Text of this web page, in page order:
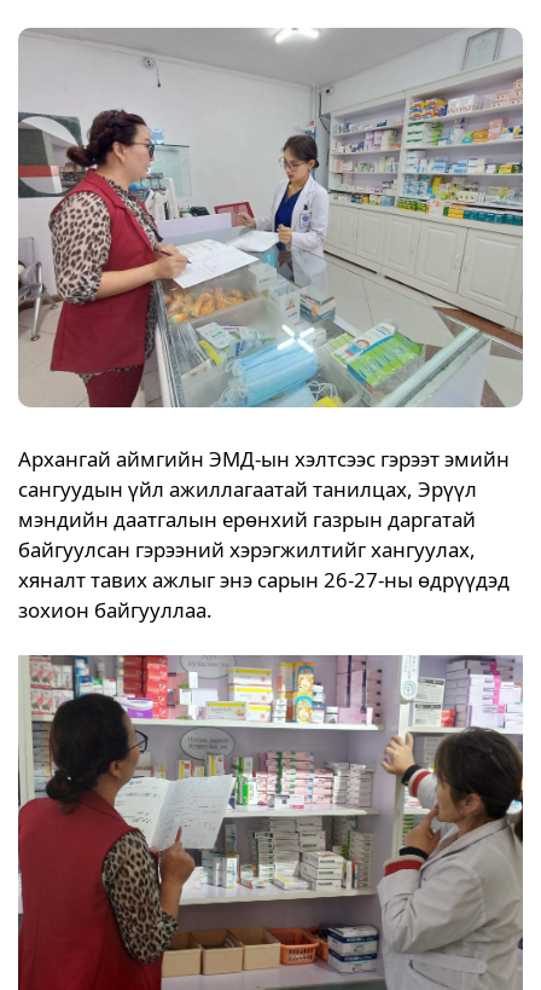
Архангай аймгийн ЭМД-ын хэлтсээс гэрээт эмийн
сангуудын үйл ажиллагаатай танилцах, Эрүүл
мэндийн даатгалын ерөнхий газрын даргатай
байгуулсан гэрээний хэрэгжилтийг хангуулах,
хяналт тавих ажлыг энэ сарын 26-27-ны өдрүүдэд
зохион байгууллаа.